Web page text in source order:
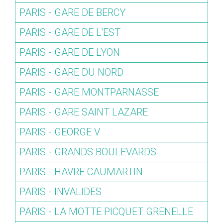
PARIS - GARE DE BERCY
PARIS - GARE DE L'EST
PARIS - GARE DE LYON
PARIS - GARE DU NORD
PARIS - GARE MONTPARNASSE
PARIS - GARE SAINT LAZARE
PARIS - GEORGE V
PARIS - GRANDS BOULEVARDS
PARIS - HAVRE CAUMARTIN
PARIS - INVALIDES
PARIS - LA MOTTE PICQUET GRENELLE